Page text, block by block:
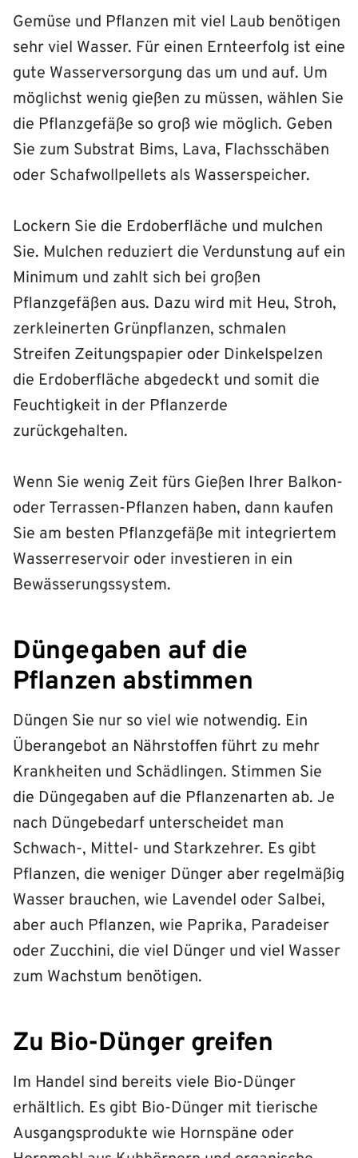
Gemüse und Pflanzen mit viel Laub benötigen
sehr viel Wasser. Für einen Ernteerfolg ist eine
gute Wasserversorgung das um und auf. Um
möglichst wenig gießen zu müssen, wählen Sie
die Pflanzgefäße so groß wie möglich. Geben
Sie zum Substrat Bims, Lava, Flachsschäben
oder Schafwollpellets als Wasserspeicher.
Lockern Sie die Erdoberfläche und mulchen
Sie. Mulchen reduziert die Verdunstung auf ein
Minimum und zahlt sich bei großen
Pflanzgefäßen aus. Dazu wird mit Heu, Stroh,
zerkleinerten Grünpflanzen, schmalen
Streifen Zeitungspapier oder Dinkelspelzen
die Erdoberfläche abgedeckt und somit die
Feuchtigkeit in der Pflanzerde
zurückgehalten.
Wenn Sie wenig Zeit fürs Gießen Ihrer Balkon-
oder Terrassen-Pflanzen haben, dann kaufen
Sie am besten Pflanzgefäße mit integriertem
Wasserreservoir oder investieren in ein
Bewässerungssystem.
Düngegaben auf die
Pflanzen abstimmen
Düngen Sie nur so viel wie notwendig. Ein
Überangebot an Nährstoffen führt zu mehr
Krankheiten und Schädlingen. Stimmen Sie
die Düngegaben auf die Pflanzenarten ab. Je
nach Düngebedarf unterscheidet man
Schwach-, Mittel- und Starkzehrer. Es gibt
Pflanzen, die weniger Dünger aber regelmäßig
Wasser brauchen, wie Lavendel oder Salbei,
aber auch Pflanzen, wie Paprika, Paradeiser
oder Zucchini, die viel Dünger und viel Wasser
zum Wachstum benötigen.
Zu Bio-Dünger greifen
Im Handel sind bereits viele Bio-Dünger
erhältlich. Es gibt Bio-Dünger mit tierische
Ausgangsprodukte wie Hornspäne oder